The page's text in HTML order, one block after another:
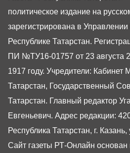
политическое издание на
зарегистрирована в
Республике Татарстан.
ПИ №ТУ16-01757 от 23 августа
1917 году. Учредители: Кабинет
Татарстан, Государственный
Татарстан. Главный редактор
Евгеньевич. Адрес редакции:
Республика Татарстан, г.
Сайт газеты РТ-Онлайн основан